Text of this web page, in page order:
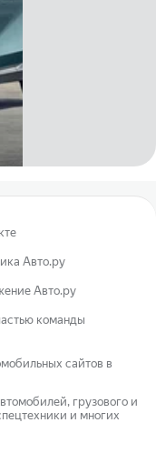
Авто.ру
Авто.ру
команды
сайтов в
грузового и
и многих